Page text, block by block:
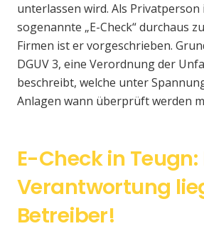
unterlassen wird. Als Privatperson
sogenannte „E-Check“ durchaus
Firmen ist er vorgeschrieben.
DGUV 3, eine Verordnung der
beschreibt, welche unter
Anlagen wann überprüft werden
E-Check in Teugn:
Verantwortung
Betreiber!